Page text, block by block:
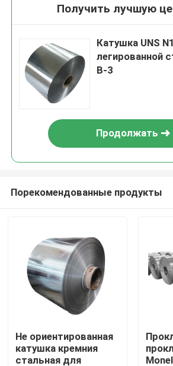
Получить лучшую
Катушка UNS
легированной
B-3
Продолжать
Порекомендованные продукты
Не ориентированная
катушка кремния
стальная для